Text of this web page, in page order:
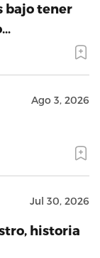
bajo tener
Ago 3, 2026
Jul 30, 2026
historia